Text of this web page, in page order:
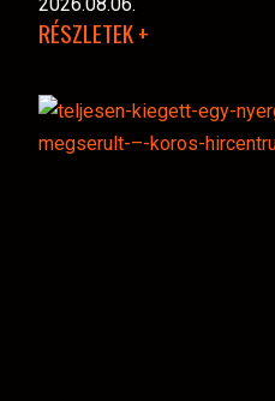
RÉSZLETEK +